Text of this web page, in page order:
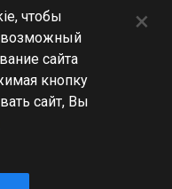
чтобы
возможный
сайта
кнопку
сайт, Вы
×